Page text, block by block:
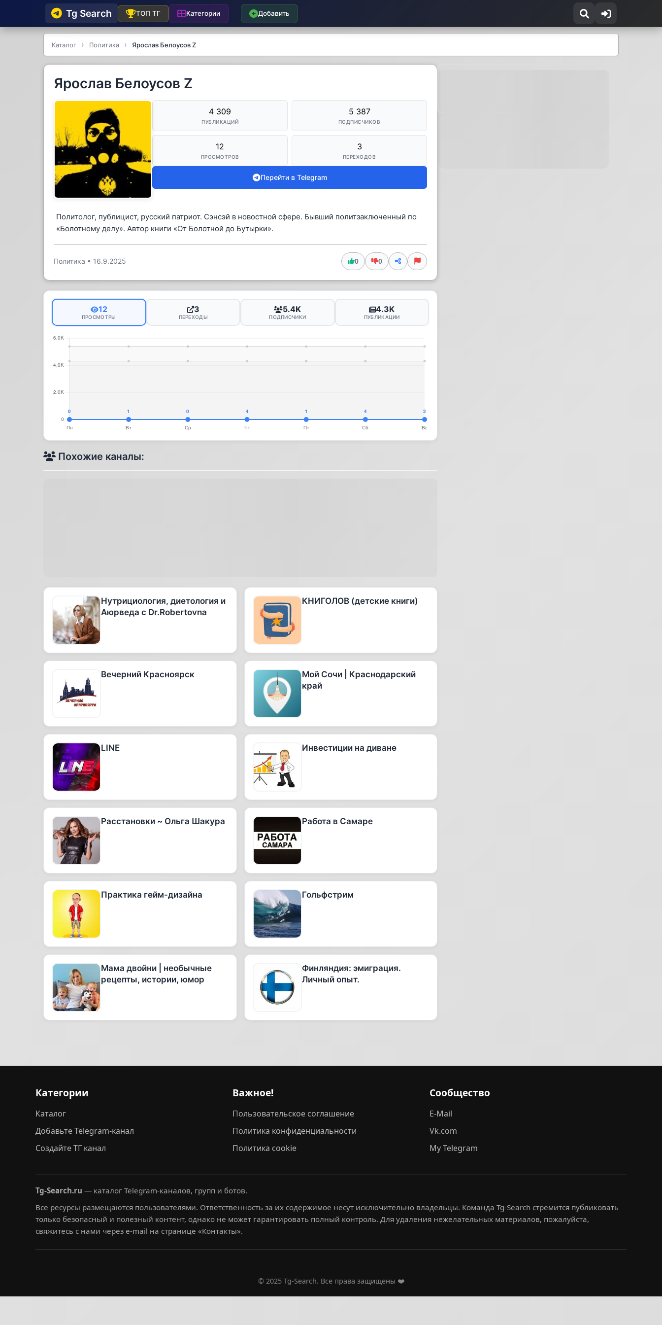
Tg Searсh ТОП ТГ Категории Добавить
Каталог Политика Ярослав Белоусов Z
Ярослав Белоусов Z
4 309
ПУБЛИКАЦИЙ
5 387
ПОДПИСЧИКОВ
12
ПРОСМОТРОВ
3
ПЕРЕХОДОВ
Перейти в Telegram
Политолог, публицист, русский патриот. Сэнсэй в новостной сфере. Бывший политзаключенный по
«Болотному делу». Автор книги «От Болотной до Бутырки».
Политика • 16.9.2025 0 0
12
ПРОСМОТРЫ
3
ПЕРЕХОДЫ
5.4K
ПОДПИСЧИКИ
4.3K
ПУБЛИКАЦИИ
Похожие каналы:
Нутрициология, диетология и
Аюрведа с Dr.Robertovna
КНИГОЛОВ (детские книги)
Вечерний Красноярск
Мой Сочи | Краснодарский
край
LINE Инвестиции на диване
Расстановки ~ Ольга Шакура Работа в Самаре
Практика гейм-дизайна Гольфстрим
Мама двойни | необычные
рецепты, истории, юмор
Финляндия: эмиграция.
Личный опыт.
Категории
Каталог
Добавьте Telegram-канал
Создайте ТГ канал
Важное!
Пользовательское соглашение
Политика конфиденциальности
Политика cookie
Сообщество
E-Mail
Vk.com
My Telegram
Tg-Search.ru — каталог Telegram-каналов, групп и ботов.
Все ресурсы размещаются пользователями. Ответственность за их содержимое несут исключительно владельцы. Команда Tg-Search стремится публиковать
только безопасный и полезный контент, однако не может гарантировать полный контроль. Для удаления нежелательных материалов, пожалуйста,
свяжитесь с нами через e-mail на странице «Контакты».
© 2025 Tg-Search. Все права защищены ❤️